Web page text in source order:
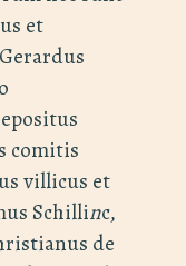
et
comitis
villicus et
Schillinc,
de